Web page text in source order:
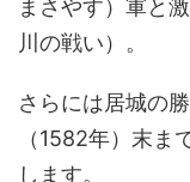
まさやす）軍と
川の戦い）。
さらには居城の
（1582年）末ま
します。